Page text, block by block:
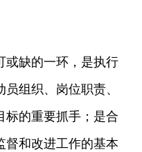
或缺的一环，是执行
组织、岗位职责、
标的重要抓手；是合
督和改进工作的基本